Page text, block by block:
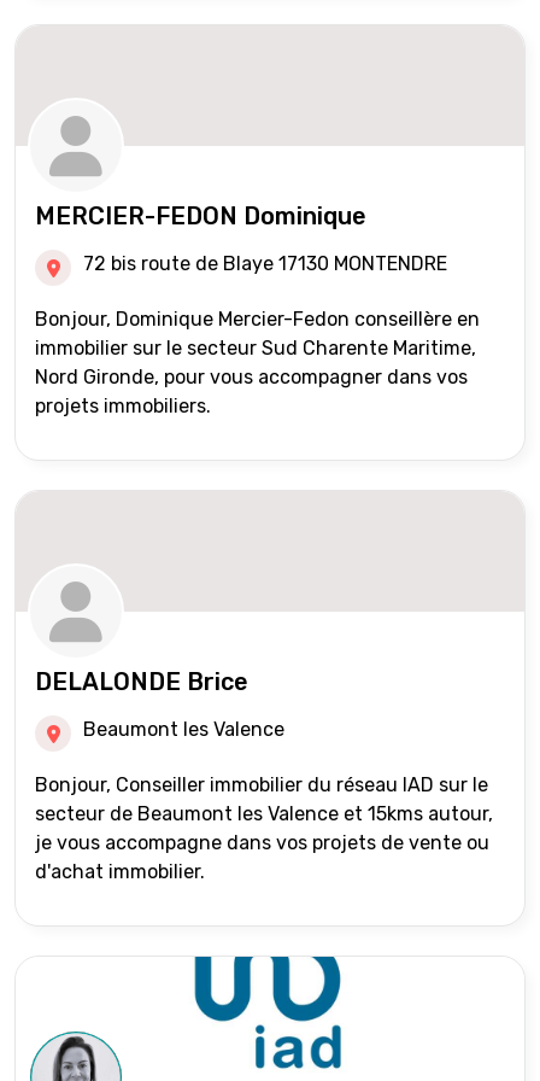
MERCIER-FEDON Dominique
72 bis route de Blaye 17130 MONTENDRE
Bonjour, Dominique Mercier-Fedon conseillère en
immobilier sur le secteur Sud Charente Maritime,
Nord Gironde, pour vous accompagner dans vos
projets immobiliers.
DELALONDE Brice
Beaumont les Valence
Bonjour, Conseiller immobilier du réseau IAD sur le
secteur de Beaumont les Valence et 15kms autour,
je vous accompagne dans vos projets de vente ou
d'achat immobilier.